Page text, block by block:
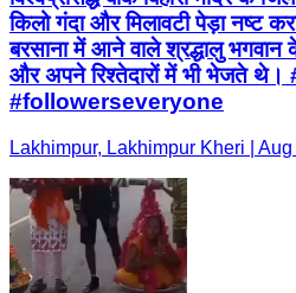
किलो गंदा और मिलावटी पेड़ा नष्ट
बरसाना में आने वाले श्रद्धालु
और अपने रिश्तेदारों में भी भेजते
#followerseveryone
Lakhimpur, Lakhimpur Kheri |